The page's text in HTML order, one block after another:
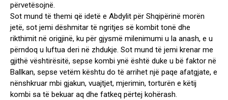
përvetësojnë.
Sot mund të themi që idetë e Abdylit për Shqipërinë morën
jetë, sot jemi dëshmitar të ngritjes së kombit tonë dhe
rikthimit në origjinë, ku për gjysmë milenimumi u la anash, e u
përndoq u luftua deri në zhdukje. Sot mund të jemi krenar me
gjithë vë­shtirësitë, sepse kombi ynë është duke u bë faktor në
Ballkan, sepse vetëm kështu do të arrihet një paqe afatgjate, e
nënshkruar mbi gjakun, vuajtjet, mjerimin, torturën e këtij
kombi sa të bekuar aq dhe fatkeq përtej kohërash.